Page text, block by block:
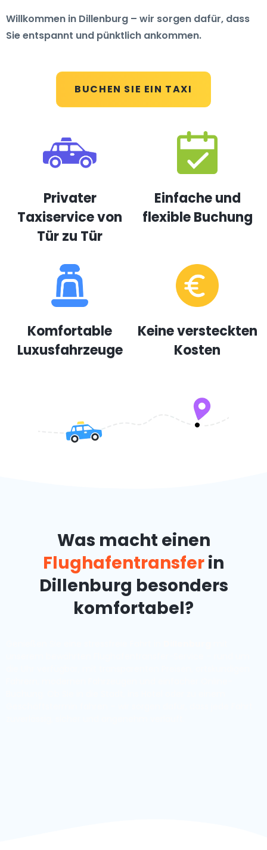
BUCHEN SIE EIN TAXI
Willkommen in Dillenburg – wir sorgen dafür, dass
Sie entspannt und pünktlich ankommen.
Privater
Taxiservice von
Tür zu Tür
Einfache und
flexible Buchung
Komfortable
Luxusfahrzeuge
Keine versteckten
Kosten
Was macht einen
Flughafentransferin
Dillenburg besonders
komfortabel?